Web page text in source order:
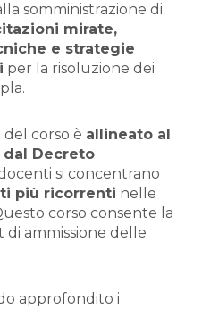
somministrazione di
mirate,
e strategie
per la risoluzione dei
corso è allineato al
Decreto
si concentrano
più ricorrenti nelle
corso consente la
di ammissione delle
approfondito i